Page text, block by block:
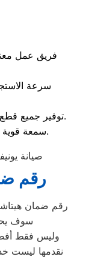
فريق عمل
سرعة
توفير جميع قطع الغيار الأصلية الخاصة بثلاجات هيتاشي.
سمعة قوية بفضل دقة الإصلاح وضمان الخدمة.
صيانة
رقم
رقم ضمان
سوف
وليس فقط
نقدمها ليست